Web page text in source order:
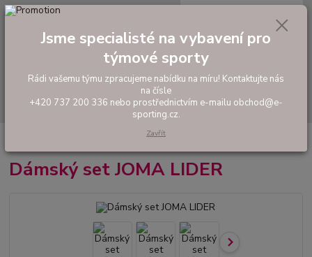
Hledat
tel: +420 737 200 336
0,00 Kč
Hráčské sety a soupravy
Dámský set JOMA LIDER
Jsme specialisté na vybavení pro
týmové sporty
Rádi vašemu týmu zpracujeme nabídku na míru! Kontaktujte nás
na čísle
+420 737 200 336 nebo prostřednictvím e-mailu obchod@e-
sporting.cz.
Zavřít